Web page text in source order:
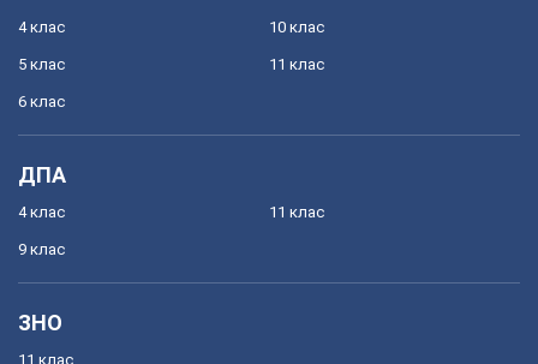
4 клас
5 клас
6 клас
10 клас
11 клас
ДПА
4 клас
9 клас
11 клас
ЗНО
11 клас